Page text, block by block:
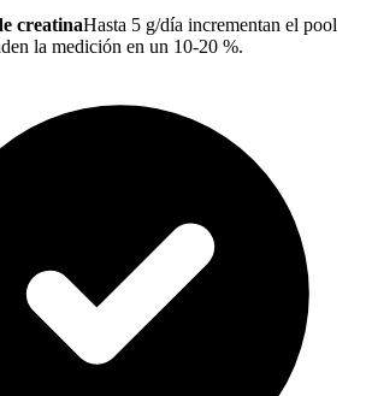
creatinaHasta 5 g/día incrementan el pool
la medición en un 10-20 %.